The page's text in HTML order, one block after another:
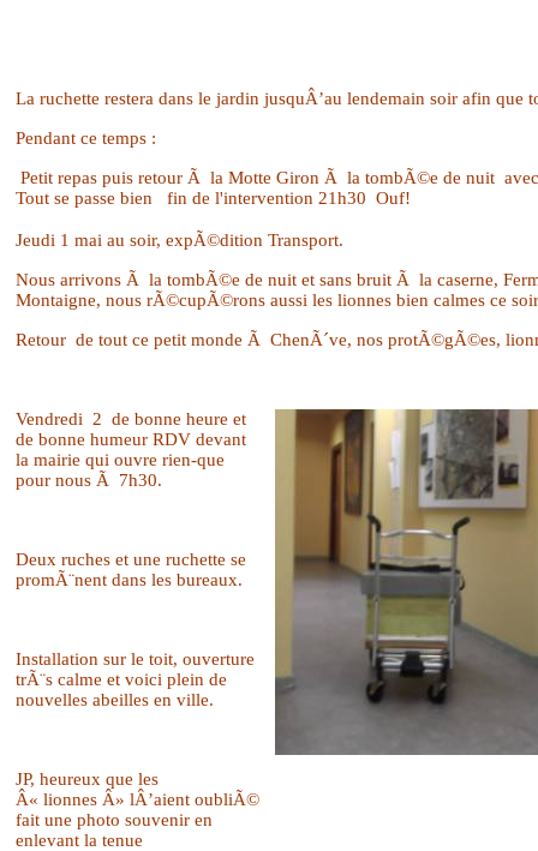
La ruchette restera dans le jardin jusquÂ’au lendemain soir afin
Pendant ce temps :
Petit repas puis retour Ã la Motte Giron Ã la tombÃ©e de nuit
Tout se passe bien
fin de l'intervention 21h30 Ouf!
Jeudi 1 mai au soir, expÃ©dition Transport.
Nous arrivons Ã la tombÃ©e de nuit et sans bruit Ã la caserne,
Montaigne, nous rÃ©cupÃ©rons aussi les lionnes bien calmes ce
Retour de tout ce petit monde Ã ChenÃ´ve, nos protÃ©gÃ©es,
Vendredi 2 de bonne heure et
de bonne humeur RDV devant
la mairie qui ouvre rien-que
pour nous Ã 7h30.
Deux ruches et une ruchette se
promÃ¨nent dans les bureaux.
Installation sur le toit, ouverture
trÃ¨s calme et voici plein de
nouvelles abeilles en ville.
JP, heureux que les
Â« lionnes Â» lÂ’aient oubliÃ©
fait une photo souvenir en
enlevant la tenue